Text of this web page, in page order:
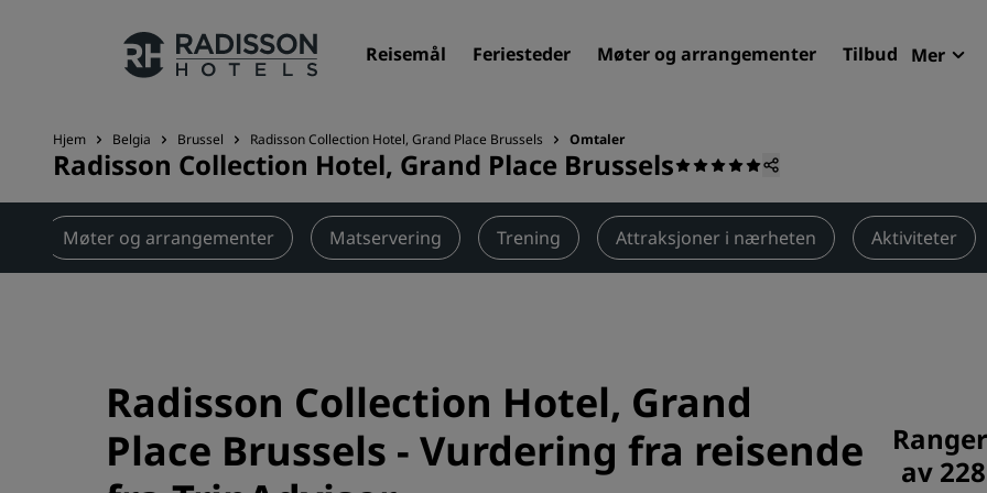
Reisemål Feriesteder Møter og arrangementer Tilbud Mer
Merkevarene våre
Radisson Hotels-merker
Finn ditt hotell
Reisemål
Feriesteder
Opplev Radisson Meetings
Hjem Belgia Brussel Radisson Collection Hotel, Grand Place Brussels Omtaler
Radisson Collection Hotel, Grand Place Brussels
Møter og arrangementer Matservering Trening Attraksjoner i nærheten Aktiviteter
Radisson Collection Hotel, Grand
Place Brussels - Vurdering fra reisende
av